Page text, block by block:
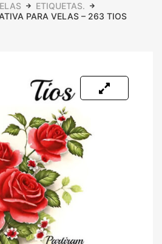
ETIQUETAS.
PARA VELAS – 263 TIOS